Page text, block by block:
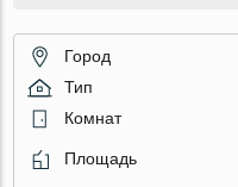
Город
Тип
Комнат
Площадь